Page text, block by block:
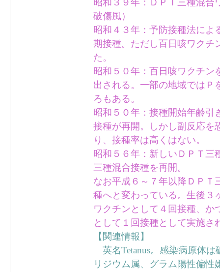
昭和３９年：ＤＰＴ三種混
破傷風）
昭和４３年：予防接種法に
期接種。ただし百日咳ワクチ
た。
昭和５０年：百日咳ワクチ
出される。一部の地域ではＰ
ろもある。
昭和５０年：接種開始年齢
接種が再開。しかし副反応を
り、接種率は高くはない。
昭和５６年：新しいＤＰＴ
三種混合接種を再開。
なお平成６～７年以降ＤＰＴ
種へと変わっている。生後３
ワクチンとして４回接種、か
として１回接種として実施さ
【関連情報】
英名Tetanus。感染病原体は
リジウム属、グラム陽性偏性